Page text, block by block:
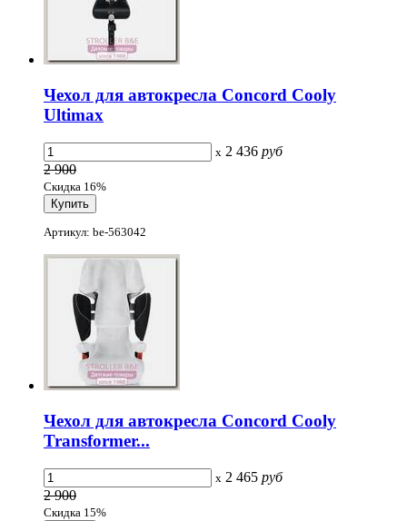
Чехол для автокресла Concord Cooly
Ultimax
x 2 436 руб
2 900
Скидка 16%
Артикул: be-563042
Чехол для автокресла Concord Cooly
Transformer...
x 2 465 руб
2 900
Скидка 15%